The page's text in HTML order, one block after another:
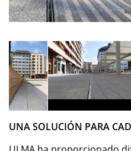
UNA SOLUCIÓN PARA